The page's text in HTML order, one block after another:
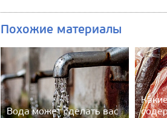
Похожие материалы
Вода может сделать вас